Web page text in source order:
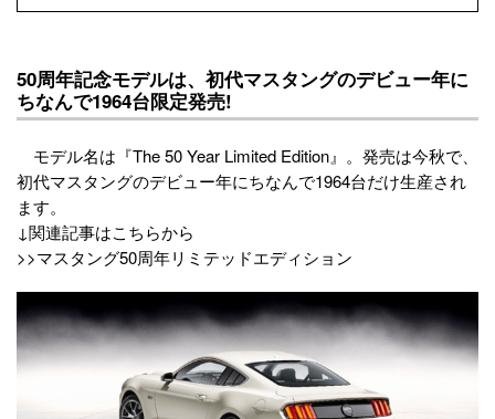
50周年記念モデルは、初代マスタングのデビュー年に
ちなんで1964台限定発売!
モデル名は『The 50 Year Limited Edition』。発売は今秋で、
初代マスタングのデビュー年にちなんで1964台だけ生産され
ます。
↓関連記事はこちらから
>>マスタング50周年リミテッドエディション